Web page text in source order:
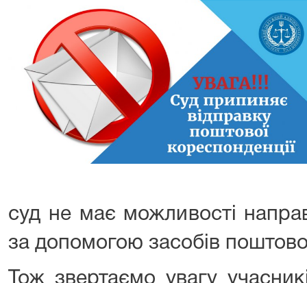
суд не має можливості
за допомогою засобів
Тож звертаємо увагу